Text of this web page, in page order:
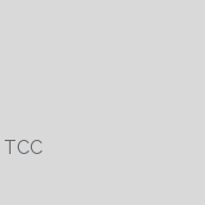
TCC